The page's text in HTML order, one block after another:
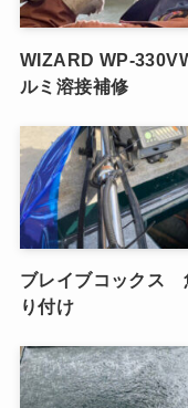
WIZARD WP-
ルミ溶接補修
ブレイブコックス
り付け